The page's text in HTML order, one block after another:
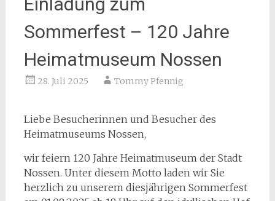
Sommerfest – 120 Jahre
Heimatmuseum Nossen
28. Juli 2025 Tommy Pfennig
Liebe Besucherinnen und Besucher des
Heimatmuseums Nossen,
wir feiern 120 Jahre Heimatmuseum der Stadt
Nossen. Unter diesem Motto laden wir Sie
herzlich zu unserem diesjährigen Sommerfest